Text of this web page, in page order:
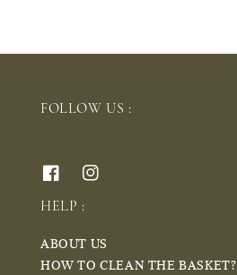
FOLLOW US :
HELP :
ABOUT US
HOW TO CLEAN THE BASKET?